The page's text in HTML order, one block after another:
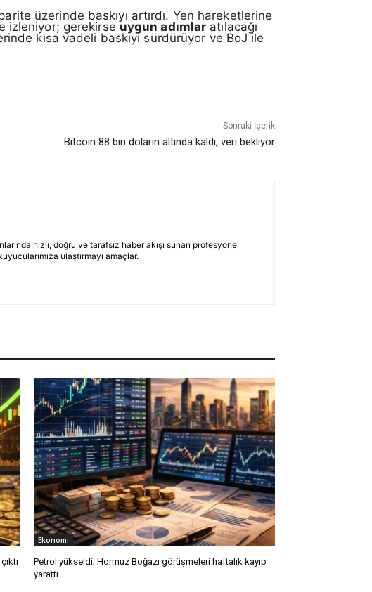
üzerinde baskıyı artırdı. Yen hareketlerine
izleniyor; gerekirseuygun adımlar atılacağı
kısa vadeli baskıyı sürdürüyor ve BoJ ile
Sonraki İçerik
Bitcoin 88 bin doların altında kaldı, veri bekliyor
hızlı, doğru ve tarafsız haber akışı sunan profesyonel
ulaştırmayı amaçlar.
Ekonomi
Petrol yükseldi; Hormuz Boğazı görüşmeleri haftalık kayıp
yarattı